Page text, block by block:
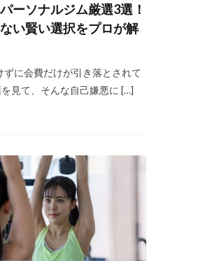
ーソナルジム厳選3選！
い賢い選択をプロが解
ずに会費だけが引き落とされて
見て、そんな自己嫌悪に […]